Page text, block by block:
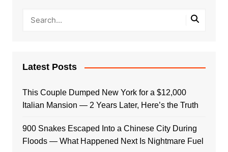
Latest Posts
This Couple Dumped New York for a $12,000
Italian Mansion — 2 Years Later, Here’s the Truth
900 Snakes Escaped Into a Chinese City During
Floods — What Happened Next Is Nightmare Fuel